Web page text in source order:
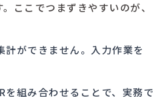
。ここでつまずきやすいのが、
ができません。入力作業を
を組み合わせることで、実務で